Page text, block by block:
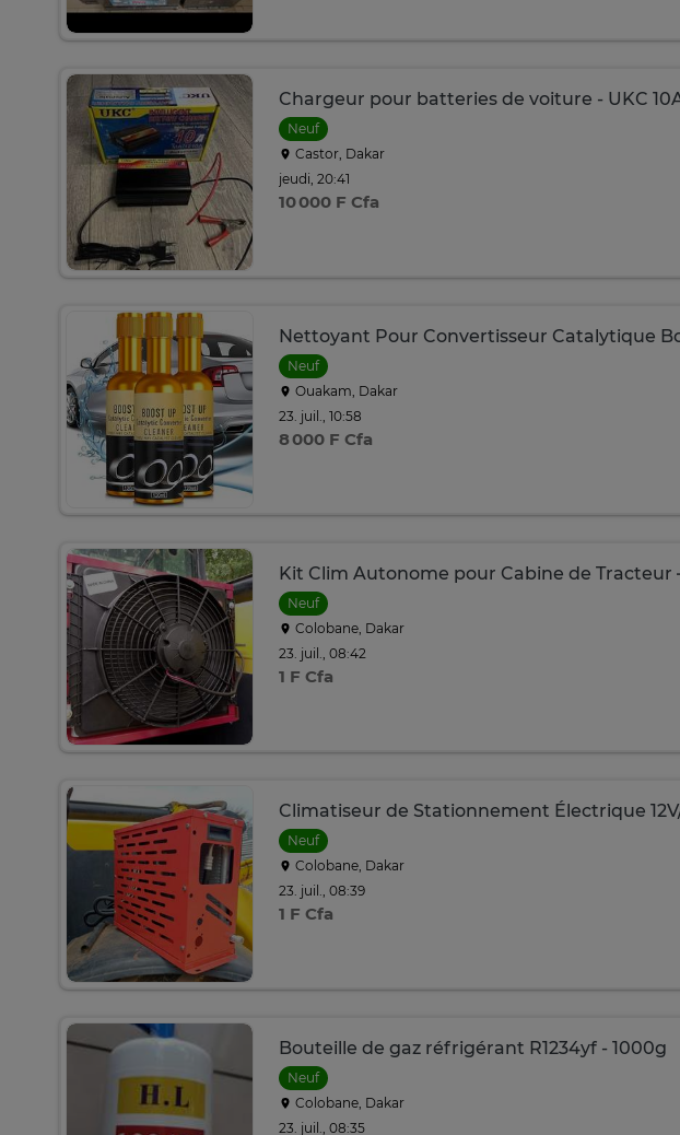
Chargeur pour batteries de voiture - UKC
Neuf
Castor, Dakar
jeudi, 20:41
10 000 F Cfa
Nettoyant Pour Convertisseur Catalytique
Neuf
Ouakam, Dakar
23. juil., 10:58
8 000 F Cfa
Kit Clim Autonome pour Cabine de Tracteur
Neuf
Colobane, Dakar
23. juil., 08:42
1 F Cfa
Climatiseur de Stationnement Électrique
Neuf
Colobane, Dakar
23. juil., 08:39
1 F Cfa
Bouteille de gaz réfrigérant R1234yf - 1000g
Neuf
Colobane, Dakar
23. juil., 08:35